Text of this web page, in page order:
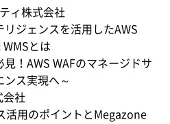
ィ株式会社
ジェンスを活用したAWS
とは
！AWS WAFのマネージドサ
ンス実現へ～
会社
活用のポイントとMegazone